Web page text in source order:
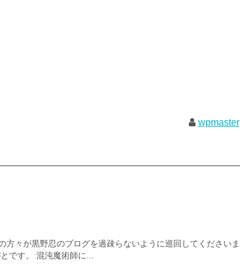
wpmaster
方々が黒野忍のブログを過疎らないように巡回してくださいま
です。 混沌魔術師に...